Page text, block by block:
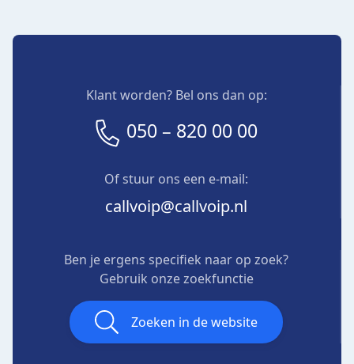
Klant worden? Bel ons dan op:
050 – 820 00 00
Of stuur ons een e-mail:
callvoip@callvoip.nl
Ben je ergens specifiek naar op zoek?
Gebruik onze zoekfunctie
Zoeken in de website